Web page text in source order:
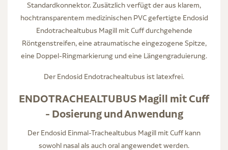
Standardkonnektor. Zusätzlich verfügt der aus klarem,
hochtransparentem medizinischen PVC gefertigte Endosid
Endotrachealtubus Magill mit Cuff durchgehende
Röntgenstreifen, eine atraumatische eingezogene Spitze,
eine Doppel-Ringmarkierung und eine Längengraduierung.
Der Endosid Endotrachealtubus ist latexfrei.
ENDOTRACHEALTUBUS Magill mit Cuff
- Dosierung und Anwendung
Der Endosid Einmal-Trachealtubus Magill mit Cuff kann
sowohl nasal als auch oral angewendet werden.